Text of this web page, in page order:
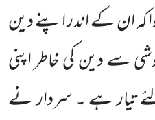
کہ ان کے اندر اپنے دین
سے دین کی خاطر اپنی
تیارہے ۔ سردار نے